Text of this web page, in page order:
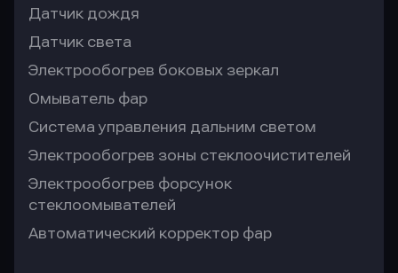
Датчик дождя
Датчик света
Электрообогрев боковых зеркал
Омыватель фар
Система управления дальним светом
Электрообогрев зоны стеклоочистителей
Электрообогрев форсунок
стеклоомывателей
Автоматический корректор фар